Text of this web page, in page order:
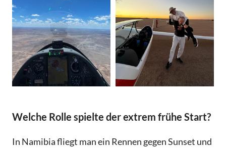
Welche Rolle spielte der extrem frühe Start?
In Namibia fliegt man ein Rennen gegen Sunset und